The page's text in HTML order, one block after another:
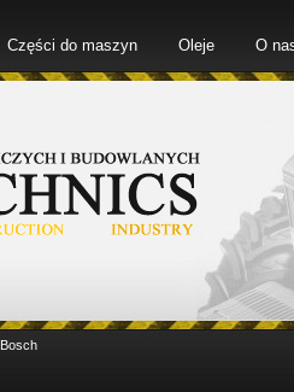
Części do maszyn Oleje O
Bosch